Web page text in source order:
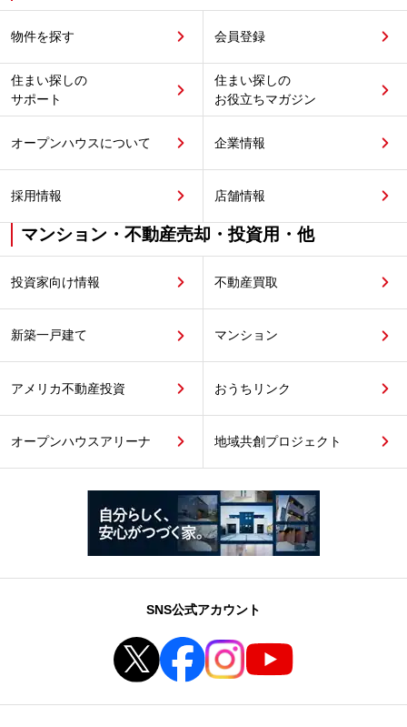
物件を探す 会員登録
住まい探しの
サポート
住まい探しの
お役立ちマガジン
オープンハウスについて 企業情報
採用情報 店舗情報
マンション・不動産売却・投資用・他
投資家向け情報 不動産買取
新築一戸建て マンション
アメリカ不動産投資 おうちリンク
オープンハウスアリーナ 地域共創プロジェクト
SNS公式アカウント